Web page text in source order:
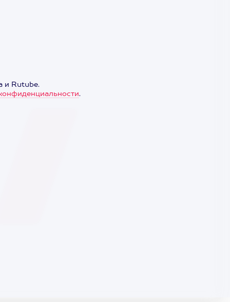
и Rutube.
.